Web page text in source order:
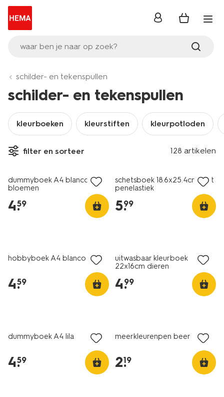
waar ben je naar op zoek?
inloggen
schilder- en tekenspullen
schilder- en tekenspullen
kleurboeken kleurstiften kleurpotloden
filter en sorteer 128 artikelen
nieuw
dummyboek A4 blanco
bloemen
4.
59
schetsboek 18.6x25.4cm met
penelastiek
5.
99
hobbyboek A4 blanco roze
4.
59
uitwasbaar kleurboek
22x16cm dieren
4.
99
dummyboek A4 lila
4.
59
meerkleurenpen beer
2.
19